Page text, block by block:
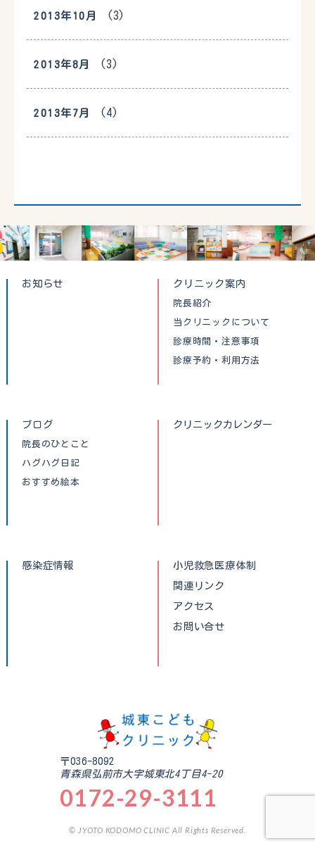
2013年10月 (3)
2013年8月 (3)
2013年7月 (4)
お知らせ クリニック案内
院長紹介
当クリニックについて
診療時間・注意事項
診療予約・利用方法
ブログ
院長のひとこと
ハグハグ日記
おすすめ絵本
クリニックカレンダー
感染症情報
小児救急医療体制
関連リンク
アクセス
お問い合せ
〒036-8092
青森県弘前市大字城東北4丁目4-20
0172-29-3111
© JYOTO KODOMO CLINIC All Rights Reserved.